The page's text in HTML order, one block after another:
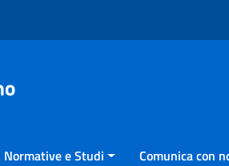
Normative e Studi Comunica con